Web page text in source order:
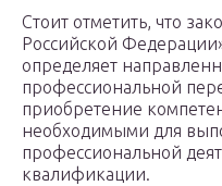
Стоит отметить, что
Российской
определяет
профессиональной
приобретение
необходимыми для
профессиональной
квалификации.